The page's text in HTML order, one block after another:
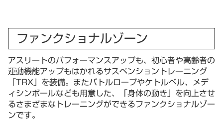
ファンクショナルゾーン
アスリートのパフォーマンスアップも、初心者や高齢者の
運動機能アップもはかれるサスペンショントレーニング
「TRX」を装備。またバトルロープやケトルベル、メデ
ィシンボールなども用意した、「身体の動き」を向上させ
るさまざまなトレーニングができるファンクショナルゾー
ンです。